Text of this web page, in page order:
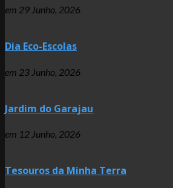
em 29 Junho, 2026
Dia Eco-Escolas
em 23 Junho, 2026
Jardim do Garajau
em 12 Junho, 2026
Tesouros da Minha Terra